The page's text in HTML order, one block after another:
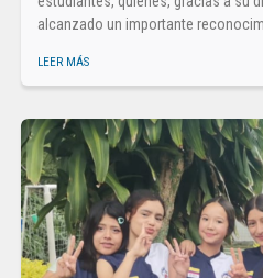
alcanzado un importante
LEER MÁS